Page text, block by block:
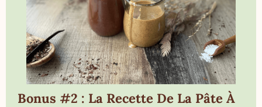
Bonus #2 : La Recette De La Pâte À